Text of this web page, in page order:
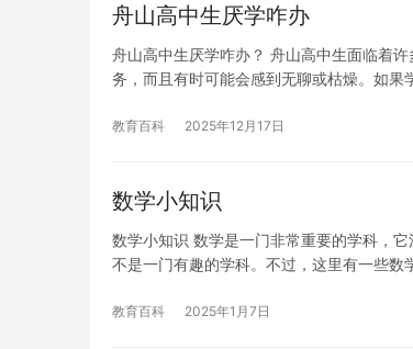
舟山高中生厌学咋办
舟山高中生厌学咋办？ 舟山高中生面临着
务，而且有时可能会感到无聊或枯燥。如
教育百科 2025年12月17日
数学小知识
数学小知识 数学是一门非常重要的学科，
不是一门有趣的学科。不过，这里有一些
教育百科 2025年1月7日